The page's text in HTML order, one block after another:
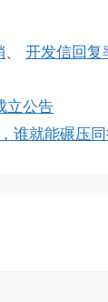
、开发信回复
立公告
谁就能碾压